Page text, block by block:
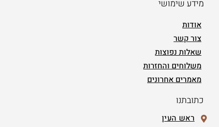
מידע שימושי
אודות
צור קשר
שאלות נפוצות
משלוחים והחזרות
מאמרים אחרונים
כתובתנו
ראש העין